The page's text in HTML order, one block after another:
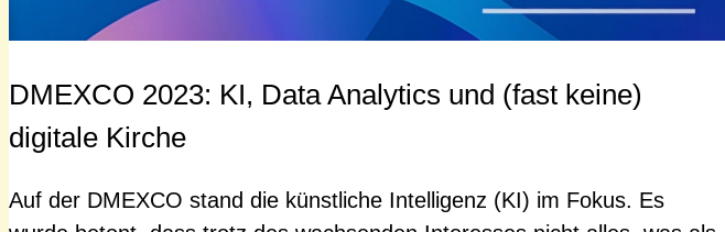
DMEXCO 2023: KI, Data Analytics und (fast keine)
digitale Kirche
Auf der DMEXCO stand die künstliche Intelligenz (KI) im Fokus. Es